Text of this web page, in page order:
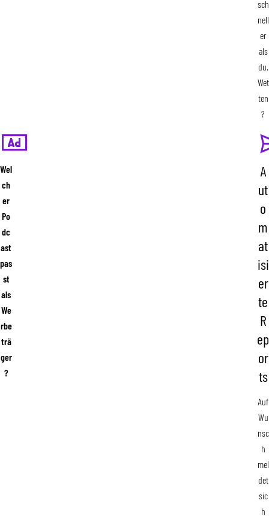
Wel
ch
er
Po
dc
ast
pas
st
als
We
rbe
trä
ger
?
sch
nell
er
als
du.
Wet
ten
?
A
ut
o
m
at
isi
er
te
R
ep
or
ts
Auf
Wu
nsc
h
mel
det
sic
h